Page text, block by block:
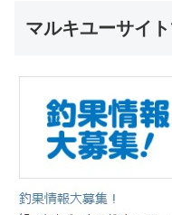
マルキユーサイト